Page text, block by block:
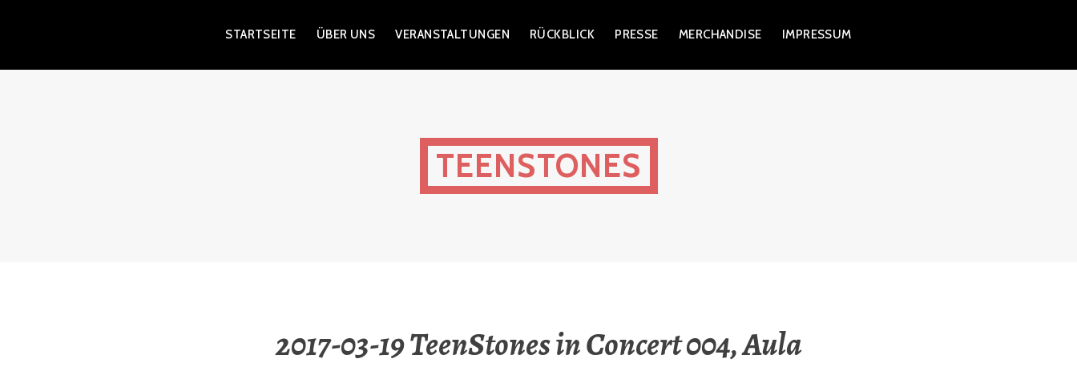
springen
STARTSEITE ÜBER UNS VERANSTALTUNGEN RÜCKBLICK PRESSE MERCHANDISE IMPRESSUM
TEENSTONES
2017-03-19 TeenStones in Concert 004, Aula